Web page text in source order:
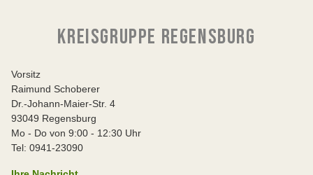
KREISGRUPPE REGENSBURG
Vorsitz
Raimund Schoberer
Dr.-Johann-Maier-Str. 4
93049 Regensburg
Mo - Do von 9:00 - 12:30 Uhr
Tel: 0941-23090